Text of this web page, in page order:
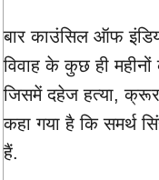
बार काउंसिल ऑफ
विवाह के कुछ ही
जिसमें दहेज हत्या,
कहा गया है कि समर्थ
हैं.